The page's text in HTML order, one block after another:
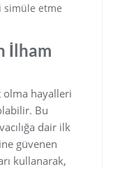
simüle etme
İlham
olma hayalleri
Bu
dair ilk
güvenen
kullanarak,